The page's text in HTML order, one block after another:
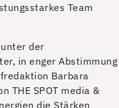
Team
der
in enger Abstimmung
Barbara
THE SPOT media &
die Stärken